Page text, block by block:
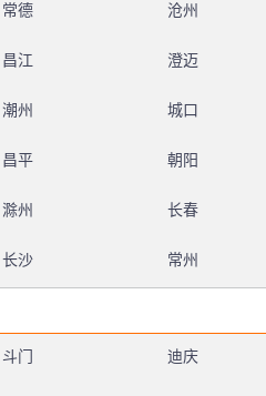
常德 沧州
昌江 澄迈
潮州 城口
昌平 朝阳
滁州 长春
长沙 常州
斗门 迪庆